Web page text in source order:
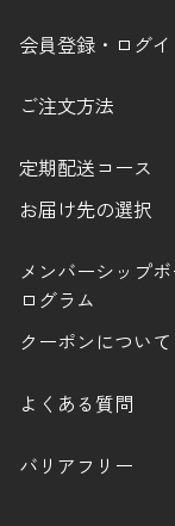
会員登録・ログイ
ご注文方法
定期配送コース
お届け先の選択
メンバーシップ
ログラム
クーポンについて
よくある質問
バリアフリー